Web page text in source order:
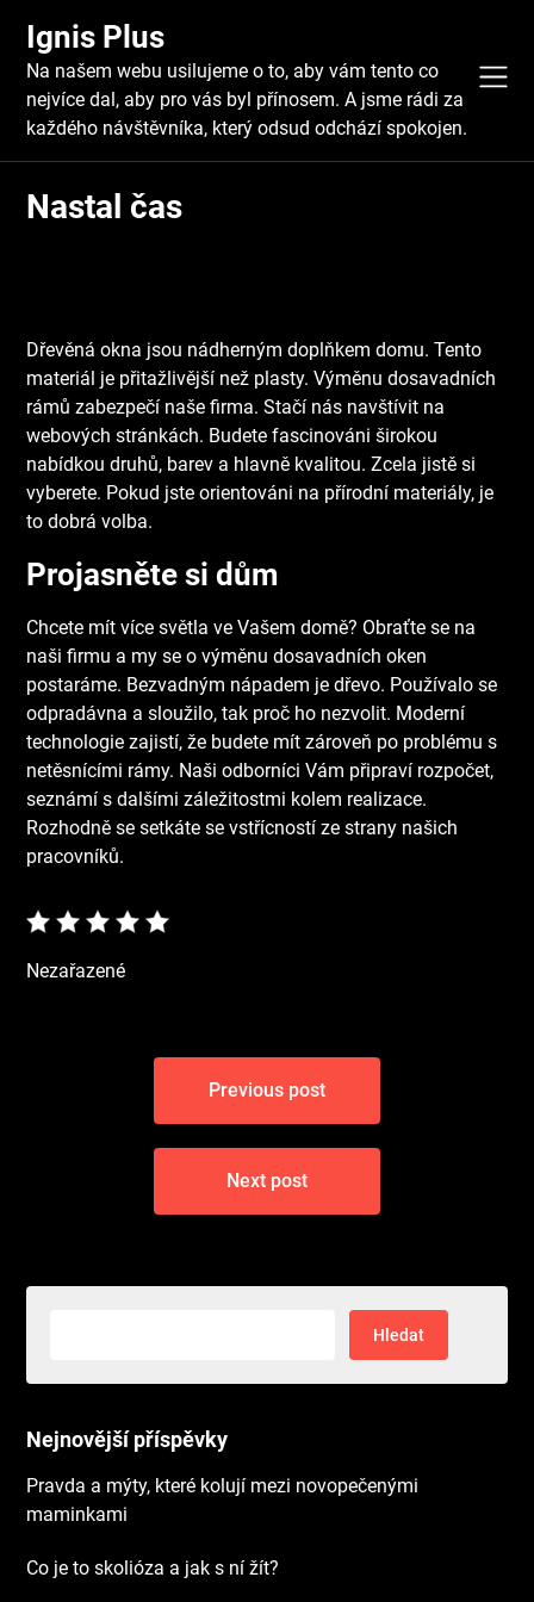
content
Ignis Plus
Na našem webu usilujeme o to, aby vám tento co
nejvíce dal, aby pro vás byl přínosem. A jsme rádi za
každého návštěvníka, který odsud odchází spokojen.
Nastal čas
Dřevěná okna jsou nádherným doplňkem domu. Tento
materiál je přitažlivější než plasty. Výměnu dosavadních
rámů zabezpečí naše firma. Stačí nás navštívit na
webových stránkách. Budete fascinováni širokou
nabídkou druhů, barev a hlavně kvalitou. Zcela jistě si
vyberete. Pokud jste orientováni na přírodní materiály, je
to dobrá volba.
Projasněte si dům
Chcete mít více světla ve Vašem domě? Obraťte se na
naši firmu a my se o výměnu dosavadních oken
postaráme. Bezvadným nápadem je dřevo. Používalo se
odpradávna a sloužilo, tak proč ho nezvolit. Moderní
technologie zajistí, že budete mít zároveň po problému s
netěsnícími rámy. Naši odborníci Vám připraví rozpočet,
seznámí s dalšími záležitostmi kolem realizace.
Rozhodně se setkáte se vstřícností ze strany našich
pracovníků.
Nezařazené
Navigace
příspěvek
Previous post
Next post
Nejnovější příspěvky
Pravda a mýty, které kolují mezi novopečenými
maminkami
Co je to skolióza a jak s ní žít?